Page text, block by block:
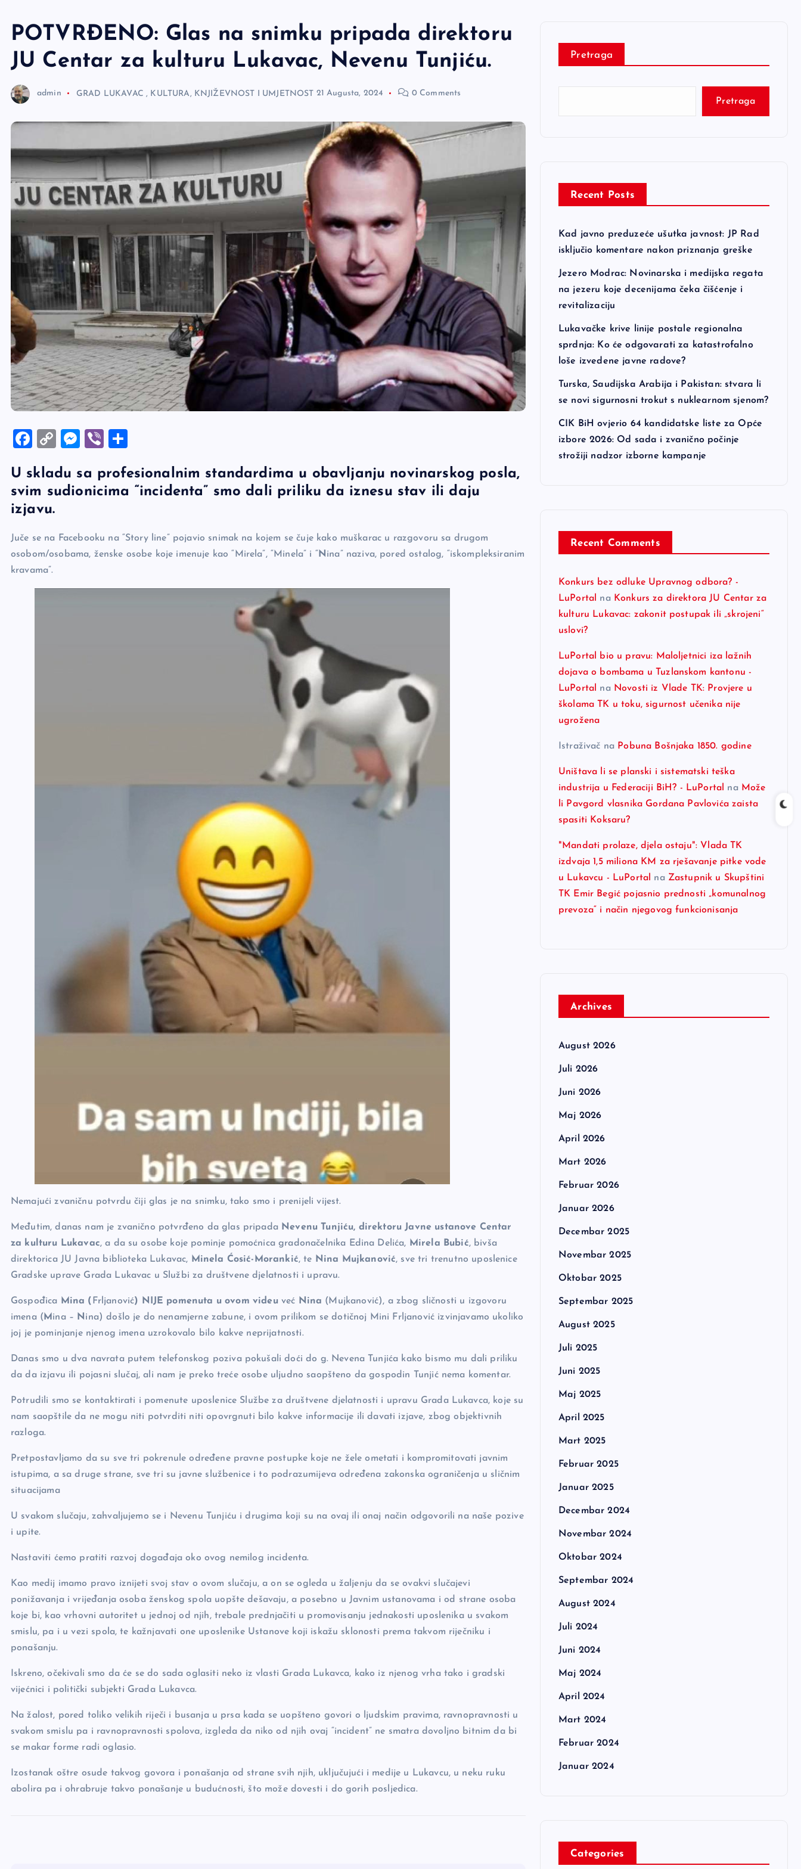
POTVRĐENO: Glas na snimku pripada direktoru
JU Centar za kulturu Lukavac, Nevenu Tunjiću.
admin GRAD LUKAVAC , KULTURA, KNJIŽEVNOST I UMJETNOST 21 Augusta, 2024 0 Comments
F
c
e
b
o
o
k
C
p
y
n
k
M
se
n
er
Vi
er ar
e
U skladu sa profesionalnim standardima u obavljanju novinarskog posla,
svim sudionicima “incidenta” smo dali priliku da iznesu stav ili daju
izjavu.
Juče se na Facebooku na “Story line” pojavio snimak na kojem se čuje kako muškarac u razgovoru sa drugom
osobom/osobama, ženske osobe koje imenuje kao “Mirela”, “Minela” i “ N ina” naziva, pored ostalog, “iskompleksiranim
kravama”.
Nemajući zvaničnu potvrdu čiji glas je na snimku, tako smo i prenijeli vijest.
Međutim, danas nam je zvanično potvrđeno da glas pripada Nevenu Tunjiću, direktoru Javne ustanove Centar
za kulturu Lukavac, a da su osobe koje pominje pomoćnica gradonačelnika Edina Delića, Mirela Bubić, bivša
direktorica JU Javna biblioteka Lukavac, Minela Ćosić-Morankić, te Nina Mujkanović, sve tri trenutno uposlenice
Gradske uprave Grada Lukavac u Službi za društvene djelatnosti i upravu.
Gospođica Mina ( Frljanović) NIJE pomenuta u ovom videuveć Nina (Mujkanović), a zbog sličnosti u izgovoru
imena ( M ina – N ina) došlo je do nenamjerne zabune, i ovom prilikom se dotičnoj Mini Frljanović izvinjavamo ukoliko
joj je pominjanje njenog imena uzrokovalo bilo kakve neprijatnosti.
Danas smo u dva navrata putem telefonskog poziva pokušali doći do g. Nevena Tunjića kako bismo mu dali priliku
da da izjavu ili pojasni slučaj, ali nam je preko treće osobe uljudno saopšteno da gospodin Tunjić nema komentar.
Potrudili smo se kontaktirati i pomenute uposlenice Službe za društvene djelatnosti i upravu Grada Lukavca, koje su
nam saopštile da ne mogu niti potvrditi niti opovrgnuti bilo kakve informacije ili davati izjave, zbog objektivnih
razloga.
Pretpostavljamo da su sve tri pokrenule određene pravne postupke koje ne žele ometati i kompromitovati javnim
istupima, a sa druge strane, sve tri su javne službenice i to podrazumijeva određena zakonska ograničenja u sličnim
situacijama
U svakom slučaju, zahvaljujemo se i Nevenu Tunjiću i drugima koji su na ovaj ili onaj način odgovorili na naše pozive
i upite.
Nastaviti ćemo pratiti razvoj događaja oko ovog nemilog incidenta.
Kao medij imamo pravo iznijeti svoj stav o ovom slučaju, a on se ogleda u žaljenju da se ovakvi slučajevi
ponižavanja i vrijeđanja osoba ženskog spola uopšte dešavaju, a posebno u Javnim ustanovama i od strane osoba
koje bi, kao vrhovni autoritet u jednoj od njih, trebale prednjačiti u promovisanju jednakosti uposlenika u svakom
smislu, pa i u vezi spola, te kažnjavati one uposlenike Ustanove koji iskažu sklonosti prema takvom riječniku i
ponašanju.
Iskreno, očekivali smo da će se do sada oglasiti neko iz vlasti Grada Lukavca, kako iz njenog vrha tako i gradski
vijećnici i politički subjekti Grada Lukavca.
Na žalost, pored toliko velikih riječi i busanja u prsa kada se uopšteno govori o ljudskim pravima, ravnopravnosti u
svakom smislu pa i ravnopravnosti spolova, izgleda da niko od njih ovaj “incident” ne smatra dovoljno bitnim da bi
se makar forme radi oglasio.
Izostanak oštre osude takvog govora i ponašanja od strane svih njih, uključujući i medije u Lukavcu, u neku ruku
abolira pa i ohrabruje takvo ponašanje u budućnosti, što može dovesti i do gorih posljedica.
Pretraga
Pretraga
Recent Posts
Kad javno preduzeće ušutka javnost: JP Rad
isključio komentare nakon priznanja greške
Jezero Modrac: Novinarska i medijska regata
na jezeru koje decenijama čeka čišćenje i
revitalizaciju
Lukavačke krive linije postale regionalna
sprdnja: Ko će odgovarati za katastrofalno
loše izvedene javne radove?
Turska, Saudijska Arabija i Pakistan: stvara li
se novi sigurnosni trokut s nuklearnom sjenom?
CIK BiH ovjerio 64 kandidatske liste za Opće
izbore 2026: Od sada i zvanično počinje
strožiji nadzor izborne kampanje
Recent Comments
Konkurs bez odluke Upravnog odbora? -
LuPortal
na Konkurs za direktora JU Centar za
kulturu Lukavac: zakonit postupak ili „skrojeni“
uslovi?
LuPortal bio u pravu: Maloljetnici iza lažnih
dojava o bombama u Tuzlanskom kantonu -
LuPortal
na Novosti iz Vlade TK: Provjere u
školama TK u toku, sigurnost učenika nije
ugrožena
Istraživač na Pobuna Bošnjaka 1850. godine
Uništava li se planski i sistematski teška
industrija u Federaciji BiH? - LuPortal
na Može
li Pavgord vlasnika Gordana Pavlovića zaista
spasiti Koksaru?
"Mandati prolaze, djela ostaju": Vlada TK
izdvaja 1,5 miliona KM za rješavanje pitke vode
u Lukavcu - LuPortal
na Zastupnik u Skupštini
TK Emir Begić pojasnio prednosti „komunalnog
prevoza“ i način njegovog funkcionisanja
Archives
August 2026
Juli 2026
Juni 2026
Maj 2026
April 2026
Mart 2026
Februar 2026
Januar 2026
Decembar 2025
Novembar 2025
Oktobar 2025
Septembar 2025
August 2025
Juli 2025
Juni 2025
Maj 2025
April 2025
Mart 2025
Februar 2025
Januar 2025
Decembar 2024
Novembar 2024
Oktobar 2024
Septembar 2024
August 2024
Juli 2024
Juni 2024
Maj 2024
April 2024
Mart 2024
Februar 2024
Januar 2024
Categories